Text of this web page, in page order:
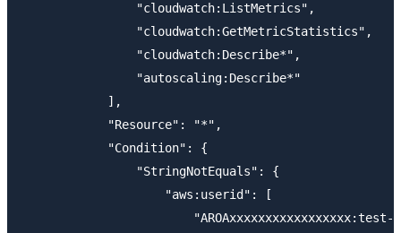
                "cloudwatch:ListMetrics",
                "cloudwatch:GetMetricStatistics",
                "cloudwatch:Describe*",
                "autoscaling:Describe*"
            ],
            "Resource": "*",
            "Condition": {
                "StringNotEquals": {
                    "aws:userid": [
"AROAxxxxxxxxxxxxxxxxx:test-